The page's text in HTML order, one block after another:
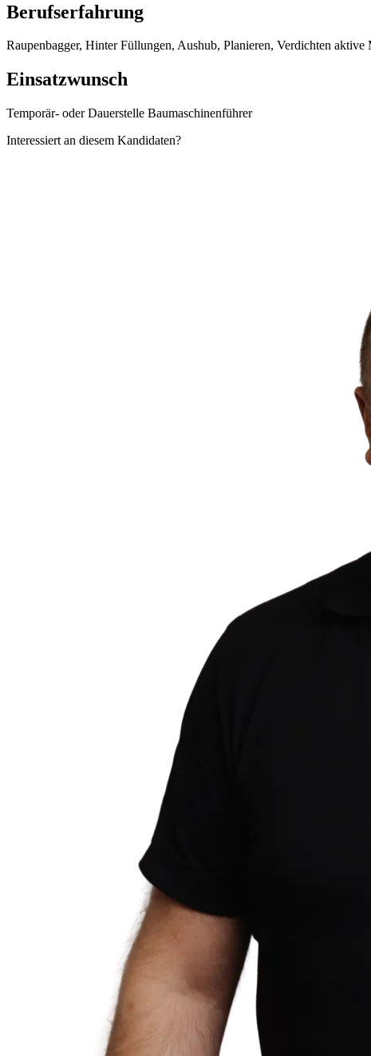
Berufserfahrung
Raupenbagger, Hinter Füllungen, Aushub, Planieren, Verdichten aktive
Einsatzwunsch
Temporär- oder Dauerstelle Baumaschinenführer
Interessiert an diesem Kandidaten?